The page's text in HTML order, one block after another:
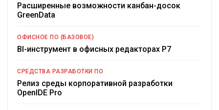
Расширенные возможности канбан-досок
GreenData
ОФИСНОЕ ПО (БАЗОВОЕ)
BI-инструмент в офисных редакторах Р7
СРЕДСТВА РАЗРАБОТКИ ПО
Релиз среды корпоративной разработки
OpenIDE Pro